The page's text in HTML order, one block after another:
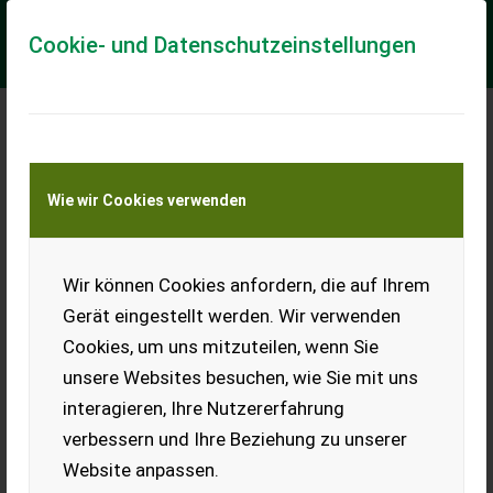
Cookie- und Datenschutzeinstellungen
Wie wir Cookies verwenden
Wir können Cookies anfordern, die auf Ihrem
Gerät eingestellt werden. Wir verwenden
Cookies, um uns mitzuteilen, wenn Sie
unsere Websites besuchen, wie Sie mit uns
interagieren, Ihre Nutzererfahrung
verbessern und Ihre Beziehung zu unserer
Website anpassen.
Meine Transportkostenanfrage
Transport von Land- und Baumaschinen –
KEINE Tiertransporte
Steyr 180a
Fahrfähig, neue Bereifung.
EUR 0